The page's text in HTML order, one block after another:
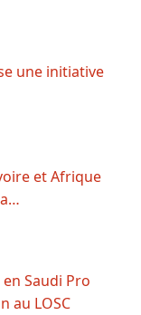
une initiative
et Afrique
Saudi Pro
au LOSC